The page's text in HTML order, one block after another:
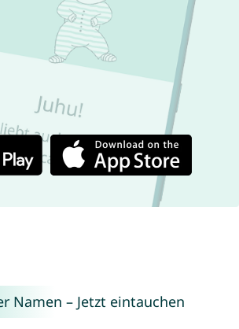
Namen – Jetzt eintauchen